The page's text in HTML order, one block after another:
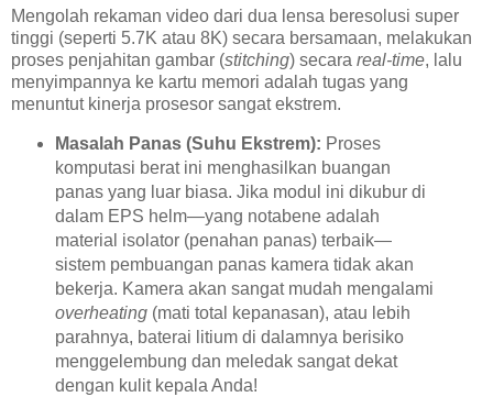
Mengolah rekaman video dari dua lensa beresolusi super
tinggi (seperti 5.7K atau 8K) secara bersamaan, melakukan
proses penjahitan gambar (stitching) secara real-time, lalu
menyimpannya ke kartu memori adalah tugas yang
menuntut kinerja prosesor sangat ekstrem.
Masalah Panas (Suhu Ekstrem): Proses
komputasi berat ini menghasilkan buangan
panas yang luar biasa. Jika modul ini dikubur di
dalam EPS helm—yang notabene adalah
material isolator (penahan panas) terbaik—
sistem pembuangan panas kamera tidak akan
bekerja. Kamera akan sangat mudah mengalami
overheating(mati total kepanasan), atau lebih
parahnya, baterai litium di dalamnya berisiko
menggelembung dan meledak sangat dekat
dengan kulit kepala Anda!